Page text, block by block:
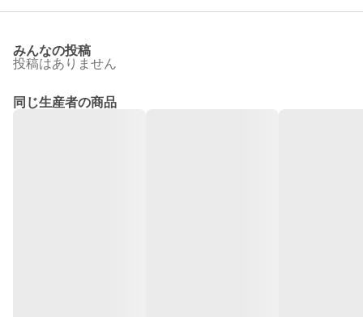
みんなの投稿
投稿はありません
同じ生産者の商品